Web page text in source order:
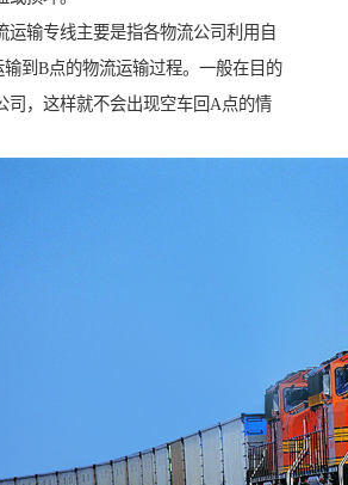
运输专线主要是指各物流公司利用自
到B点的物流运输过程。一般在目的
司，这样就不会出现空车回A点的情